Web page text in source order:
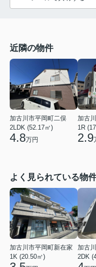
近隣の物件
加古川市平岡町二俣
2LDK (52.17㎡)
4.8万円
加古
1R
2.9
よく見られている物
加古川市平岡町新在家
1K (20.50㎡)
加古
2DK